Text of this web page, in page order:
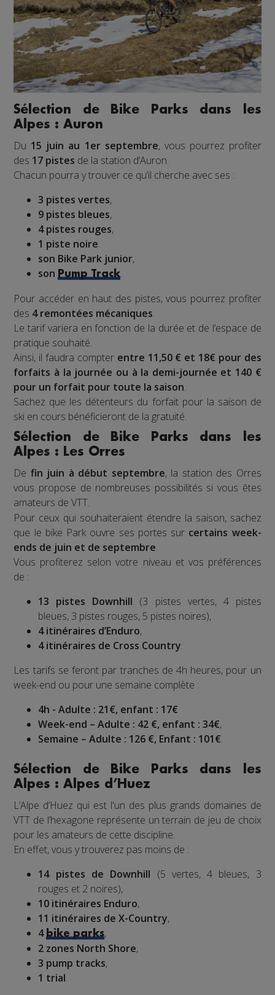
Sélection de Bike Parks dans les
Alpes : Auron
Du 15 juin au 1er septembre, vous pourrez profiter
des 17 pistes de la station d’Auron.
Chacun pourra y trouver ce qu’il cherche avec ses :
3 pistes vertes,
9 pistes bleues,
4 pistes rouges,
1 piste noire.
son Bike Park junior,
sonPump Track.
Pour accéder en haut des pistes, vous pourrez profiter
des 4 remontées mécaniques.
Le tarif variera en fonction de la durée et de l’espace de
pratique souhaité.
Ainsi, il faudra compter entre 11,50 € et 18€ pour des
forfaits à la journée ou à la demi-journée et 140 €
pour un forfait pour toute la saison.
Sachez que les détenteurs du forfait pour la saison de
ski en cours bénéficieront de la gratuité.
Sélection de Bike Parks dans les
Alpes : Les Orres
De fin juin à début septembre, la station des Orres
vous propose de nombreuses possibilités si vous êtes
amateurs de VTT.
Pour ceux qui souhaiteraient étendre la saison, sachez
que le bike Park ouvre ses portes sur certains week-
ends de juin et de septembre.
Vous profiterez selon votre niveau et vos préférences
de :
13 pistes Downhill (3 pistes vertes, 4 pistes
bleues, 3 pistes rouges, 5 pistes noires),
4 itinéraires d’Enduro,
4 itinéraires de Cross Country.
Les tarifs se feront par tranches de 4h heures, pour un
week-end ou pour une semaine complète :
4h - Adulte : 21€, enfant : 17€
Week-end – Adulte : 42 €, enfant : 34€,
Semaine – Adulte : 126 €, Enfant : 101€.
Sélection de Bike Parks dans les
Alpes : Alpes d’Huez
L’Alpe d’Huez qui est l'un des plus grands domaines de
VTT de l’hexagone représente un terrain de jeu de choix
pour les amateurs de cette discipline.
En effet, vous y trouverez pas moins de :
14 pistes de Downhill (5 vertes, 4 bleues, 3
rouges et 2 noires),
10 itinéraires Enduro,
11 itinéraires de X-Country,
4bike parks,
2 zones North Shore,
3 pump tracks,
1 trial.